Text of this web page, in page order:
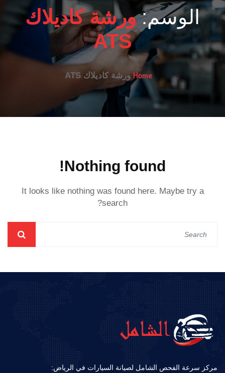
الوسم:ورشة كاديلاك
ATS
Homeورشة كاديلاك ATS
Nothing found!
It looks like nothing was found here. Maybe try a
search?
مركز سرعة الفحص الشامل لصيانة السيارات في الرياض: